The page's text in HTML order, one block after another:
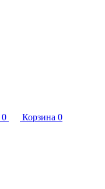
0 Корзина 0